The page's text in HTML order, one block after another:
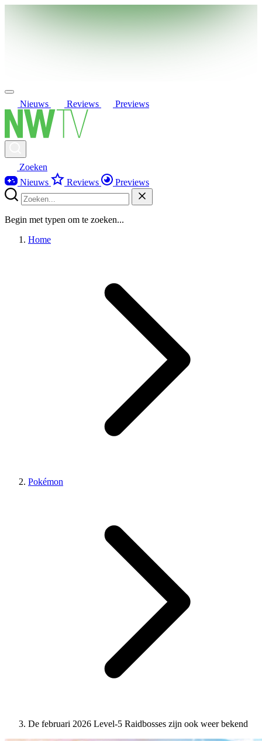
Nieuws Reviews Previews
Zoeken
Nieuws
Reviews Previews
Begin met typen om te zoeken...
Home
Pokémon
De februari 2026 Level-5 Raidbosses zijn ook weer bekend